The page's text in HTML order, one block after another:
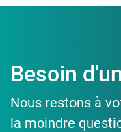
Besoin
Nous restons à
la moindre